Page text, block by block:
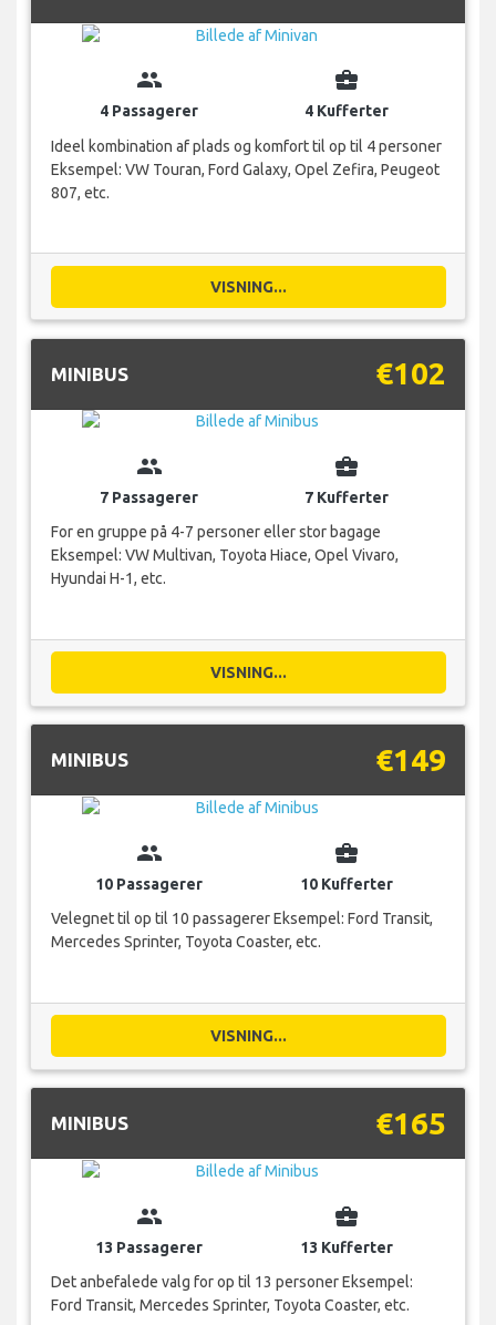
group
4 Passagerer
business_center
4 Kufferter
Ideel kombination af plads og komfort til op til 4 personer
Eksempel: VW Touran, Ford Galaxy, Opel Zefira, Peugeot
807, etc.
VISNING...
MINIBUS €102
group
7 Passagerer
business_center
7 Kufferter
For en gruppe på 4-7 personer eller stor bagage
Eksempel: VW Multivan, Toyota Hiace, Opel Vivaro,
Hyundai H-1, etc.
VISNING...
MINIBUS €149
group
10 Passagerer
business_center
10 Kufferter
Velegnet til op til 10 passagerer Eksempel: Ford Transit,
Mercedes Sprinter, Toyota Coaster, etc.
VISNING...
MINIBUS €165
group
13 Passagerer
business_center
13 Kufferter
Det anbefalede valg for op til 13 personer Eksempel:
Ford Transit, Mercedes Sprinter, Toyota Coaster, etc.